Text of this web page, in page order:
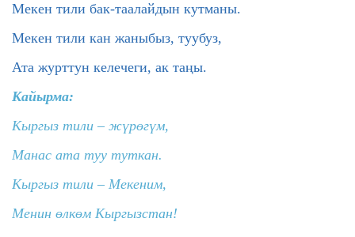
Мекен тили бак-таалайдын кутманы.
Мекен тили кан жаныбыз, туубуз,
Ата журттун келечеги, ак таңы.
Кайырма:
Кыргыз тили – жүрөгүм,
Манас ата туу туткан.
Кыргыз тили – Мекеним,
Менин өлкөм Кыргызстан!